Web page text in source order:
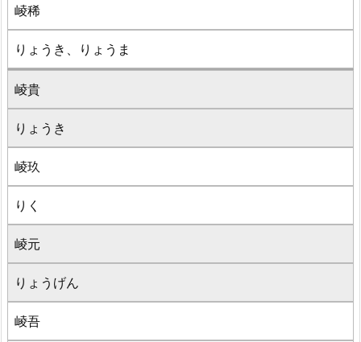
崚稀
りょうき、りょうま
崚貴
りょうき
崚玖
りく
崚元
りょうげん
崚吾